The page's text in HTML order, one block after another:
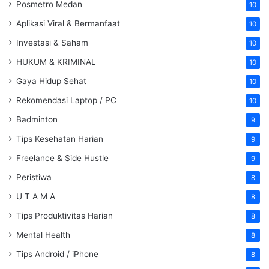
Posmetro Medan 10
Aplikasi Viral & Bermanfaat 10
Investasi & Saham 10
HUKUM & KRIMINAL 10
Gaya Hidup Sehat 10
Rekomendasi Laptop / PC 10
Badminton 9
Tips Kesehatan Harian 9
Freelance & Side Hustle 9
Peristiwa 8
U T A M A 8
Tips Produktivitas Harian 8
Mental Health 8
Tips Android / iPhone 8